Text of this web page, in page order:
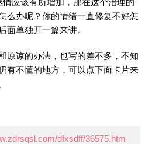
应该有所增加，那在这个治理的
么办呢？你的情绪一直修复不好怎
面单独开一篇来讲。
原谅的办法，也写的差不多，不知
有不懂的地方，可以点下面卡片来
dfxsdff/36575.htm